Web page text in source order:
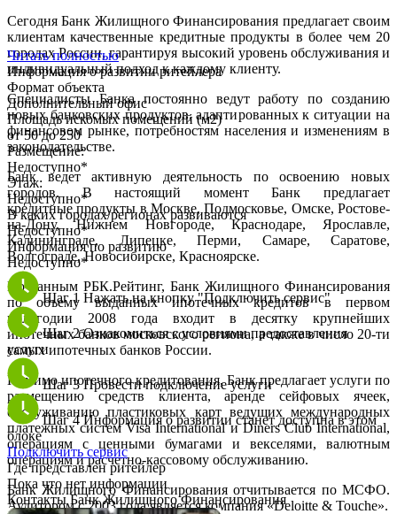
Сегодня Банк Жилищного Финансирования предлагает своим
клиентам качественные кредитные продукты в более чем 20
городах России, гарантируя высокий уровень обслуживания и
индивидуальный подход к каждому клиенту.
Специалисты Банка постоянно ведут работу по созданию
новых банковских продуктов, адаптированных к ситуации на
финансовом рынке, потребностям населения и изменениям в
законодательстве.
Банк ведет активную деятельность по освоению новых
городов. В настоящий момент Банк предлагает
кредитные продукты в Москве, Подмосковье, Омске, Ростове-
на-Дону, Нижнем Новгороде, Краснодаре, Ярославле,
Калининграде, Липецке, Перми, Самаре, Саратове,
Волгограде, Новосибирске, Красноярске.
По данным РБК.Рейтинг, Банк Жилищного Финансирования
по объему выданных ипотечных кредитов в первом
полугодии 2008 года входит в десятку крупнейших
ипотечных банков московского региона, а также в число 20-ти
самых ипотечных банков России.
Помимо ипотечного кредитования, Банк предлагает услуги по
размещению средств клиента, аренде сейфовых ячеек,
обслуживанию пластиковых карт ведущих международных
платежных систем Visa International и Diners Club International,
операциям с ценными бумагами и векселями, валютным
операциям и расчетно-кассовому обслуживанию.
Банк Жилищного Финансирования отчитывается по МСФО.
Аудитором с 2003 года является компания «Deloitte & Touche».
Читать полностью
Информация о развитии ритейлера
Формат объекта
Дополнительный офис
Площадь искомых помещений (м2)
от 50 до 250
Размещение:
Недоступно*
Этаж:
Недоступно*
В каких городах/регионах развиваются
Недоступно*
Информация по развитию
Недоступно*
Шаг 1 Нажать на кнопку "Подключить сервис"
Шаг 2Ознакомиться с условиями предоставления
услуги
Шаг 3Провести подключение услуги
Шаг 4Информация о развитии станет доступна в этом
блоке
Подключить сервис
Где представлен ритейлер
Пока что нет информации
Контакты Банк Жилищного Финансирования